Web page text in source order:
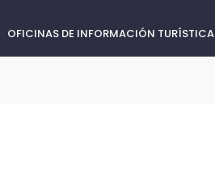
OFICINAS DE INFORMACIÓN TURÍSTICA